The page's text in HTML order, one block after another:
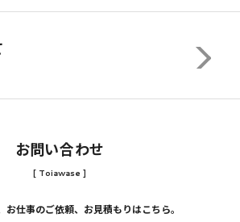
お問い合わせ
[ Toiawase ]
お仕事のご依頼、お見積もりはこちら。